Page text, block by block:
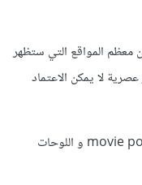
معظم المواقع التي ستظهر
لا يمكن الاعتماد
يمكنك أيضًا استخدام ملصقات الأفلام movie posters و اللوحات